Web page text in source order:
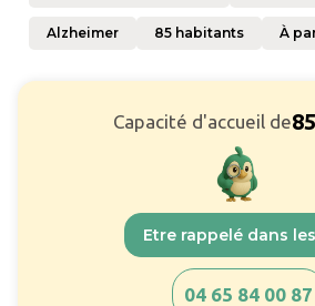
Alzheimer 85 habitants À
Capacité d'accueil de85
Etre rappelé dans
04 65 84 00 87